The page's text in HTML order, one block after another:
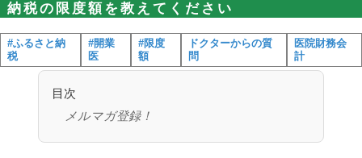
納税の限度額を教えてください
#ふるさと納
税
#開業
医
#限度
額
ドクターからの質
問
医院財務会
計
目次
メルマガ登録！